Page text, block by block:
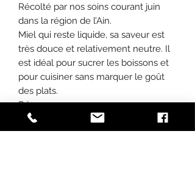
Récolté par nos soins courant juin
dans la région de l’Ain.
Miel qui reste liquide, sa saveur est
très douce et relativement neutre. Il
est idéal pour sucrer les boissons et
pour cuisiner sans marquer le goût
des plats.
Prix
250 grammes : 5 euros 50 ( soit 22
euros le kilo )